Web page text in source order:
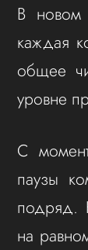
В новом
каждая
общее
уровне
С
паузы
подряд.
на